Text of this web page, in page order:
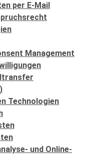
per E-Mail
Management
Technologien
und Online-